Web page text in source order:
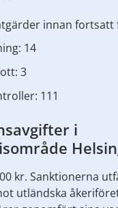
innan fortsatt
14
3
111
i
kr. Sanktionerna
utländska